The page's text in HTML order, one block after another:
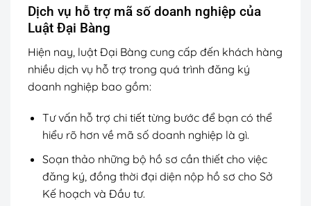
Dịch vụ hỗ trợ mã số doanh nghiệp của
Luật Đại Bàng
Hiện nay, luật Đại Bàng cung cấp đến khách hàng
nhiều dịch vụ hỗ trợ trong quá trình đăng ký
doanh nghiệp bao gồm:
Tư vấn hỗ trợ chi tiết từng bước để bạn có thể
hiểu rõ hơn về mã số doanh nghiệp là gì.
Soạn thảo những bộ hồ sơ cần thiết cho việc
đăng ký, đồng thời đại diện nộp hồ sơ cho Sở
Kế hoạch và Đầu tư.